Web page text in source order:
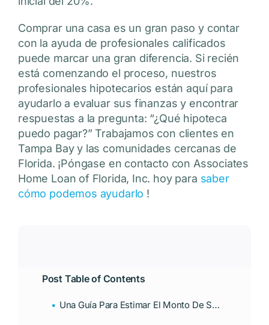
Comprar una casa es un gran paso y contar
con la ayuda de profesionales calificados
puede marcar una gran diferencia. Si recién
está comenzando el proceso, nuestros
profesionales hipotecarios están aquí para
ayudarlo a evaluar sus finanzas y encontrar
respuestas a la pregunta: “¿Qué hipoteca
puedo pagar?” Trabajamos con clientes en
Tampa Bay y las comunidades cercanas de
Florida. ¡Póngase en contacto con Associates
Home Loan of Florida, Inc. hoy para saber
cómo podemos ayudarlo !
Post Table of Contents
Una Guía Para Estimar El Monto De Su Hipoteca